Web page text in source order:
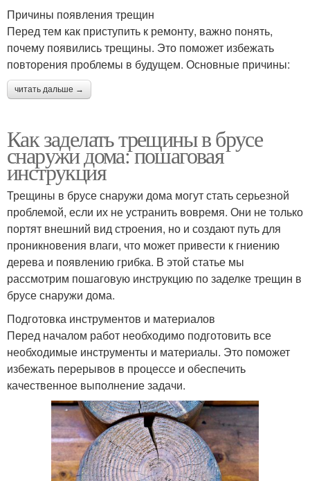
Причины появления трещин
Перед тем как приступить к ремонту, важно понять,
почему появились трещины. Это поможет избежать
повторения проблемы в будущем. Основные причины:
читать дальше →
Как заделать трещины в брусе
снаружи дома: пошаговая
инструкция
Трещины в брусе снаружи дома могут стать серьезной
проблемой, если их не устранить вовремя. Они не только
портят внешний вид строения, но и создают путь для
проникновения влаги, что может привести к гниению
дерева и появлению грибка. В этой статье мы
рассмотрим пошаговую инструкцию по заделке трещин в
брусе снаружи дома.
Подготовка инструментов и материалов
Перед началом работ необходимо подготовить все
необходимые инструменты и материалы. Это поможет
избежать перерывов в процессе и обеспечить
качественное выполнение задачи.